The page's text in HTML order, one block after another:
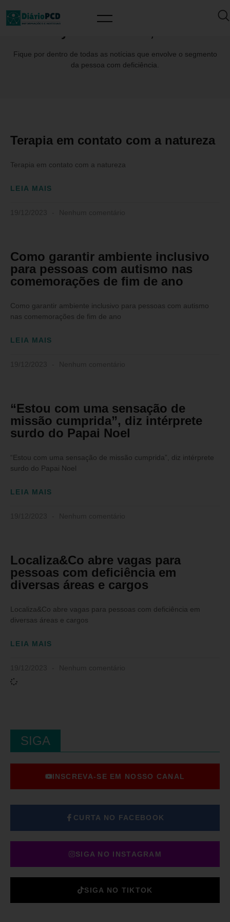
Fique por dentro de todas as notícias que envolve o segmento
da pessoa com deficiência.
Terapia em contato com a natureza
Terapia em contato com a natureza
LEIA MAIS
Como garantir ambiente inclusivo
para pessoas com autismo nas
comemorações de fim de ano
Como garantir ambiente inclusivo para pessoas com autismo
nas comemorações de fim de ano
LEIA MAIS
“Estou com uma sensação de
missão cumprida”, diz intérprete
surdo do Papai Noel
“Estou com uma sensação de missão cumprida”, diz intérprete
surdo do Papai Noel
LEIA MAIS
Localiza&Co abre vagas para
pessoas com deficiência em
diversas áreas e cargos
Localiza&Co abre vagas para pessoas com deficiência em
diversas áreas e cargos
LEIA MAIS
SIGA
INSCREVA-SE EM NOSSO CANAL
CURTA NO FACEBOOK
SIGA NO INSTAGRAM
SIGA NO TIKTOK